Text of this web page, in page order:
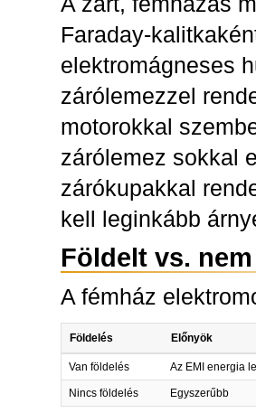
Faraday-
elektromágneses
zárólemezzel
motorokkal
zárólemez sokkal
zárókupakkal
kell leginkább
Földelt vs.
A fémház
Földelés Előnyök
Van földelés Az EMI energia
Nincs földelés Egyszerűbb